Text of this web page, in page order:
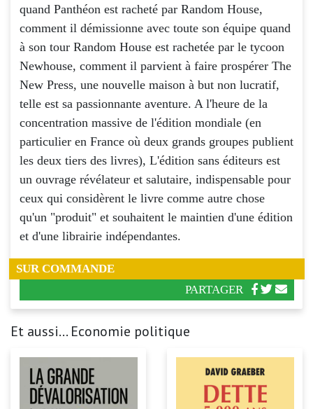
quand Panthéon est racheté par Random House,
comment il démissionne avec toute son équipe quand
à son tour Random House est rachetée par le tycoon
Newhouse, comment il parvient à faire prospérer The
New Press, une nouvelle maison à but non lucratif,
telle est sa passionnante aventure. A l'heure de la
concentration massive de l'édition mondiale (en
particulier en France où deux grands groupes publient
les deux tiers des livres), L'édition sans éditeurs est
un ouvrage révélateur et salutaire, indispensable pour
ceux qui considèrent le livre comme autre chose
qu'un "produit" et souhaitent le maintien d'une édition
et d'une librairie indépendantes.
SUR COMMANDE
PARTAGER
Et aussi... Economie politique